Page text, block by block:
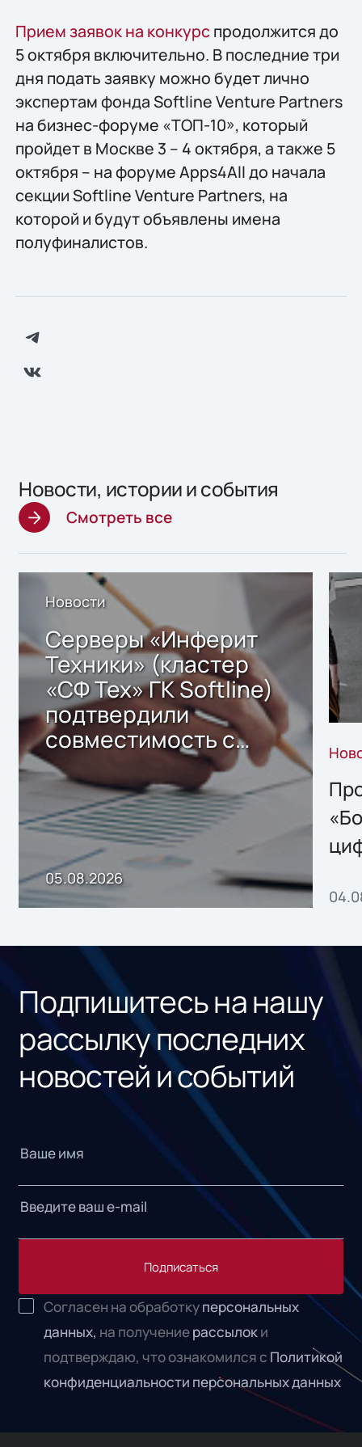
Прием заявок на конкурспродолжится до
5 октября включительно. В последние три
дня подать заявку можно будет лично
экспертам фонда Softline Venture Partners
на бизнес-форуме «ТОП-10», который
пройдет в Москве 3 – 4 октября, а также 5
октября – на форуме Apps4All до начала
секции Softline Venture Partners, на
которой и будут объявлены имена
полуфиналистов.
Новости, истории и события
Смотреть все
Новости
Серверы «Инферит
Техники» (кластер
«СФ Тех» ГК Softline)
подтвердили
совместимость с
решением Sharx
Storage 2.x для
хранения данных
05.08.2026
Подпишитесь на нашу
рассылку последних
новостей и событий
Подписаться
Согласен на обработкуперсональных
данных, на получениерассылоки
подтверждаю, что ознакомился с Политикой
конфиденциальности персональных данных